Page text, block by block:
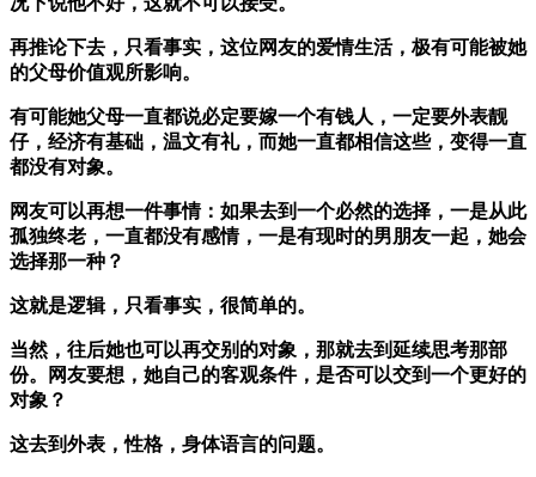
再推论下去，只看事实，这位网友的爱情生活，极有可能被她
的父母价值观所影响。
有可能她父母一直都说必定要嫁一个有钱人，一定要外表靓
仔，经济有基础，温文有礼，而她一直都相信这些，变得一直
都没有对象。
网友可以再想一件事情：如果去到一个必然的选择，一是从此
孤独终老，一直都没有感情，一是有现时的男朋友一起，她会
选择那一种？
这就是逻辑，只看事实，很简单的。
当然，往后她也可以再交别的对象，那就去到延续思考那部
份。网友要想，她自己的客观条件，是否可以交到一个更好的
对象？
这去到外表，性格，身体语言的问题。